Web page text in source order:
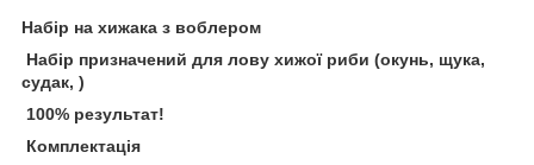
Набір на хижака з воблером
Набір призначений для лову хижої риби (окунь, щука,
судак, )
100% результат!
Комплектація